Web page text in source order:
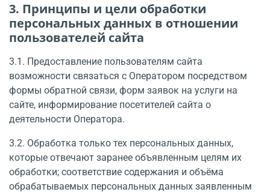
3. Принципы и цели обработки
персональных данных в отношении
пользователей сайта
3.1. Предоставление пользователям сайта
возможности связаться с Оператором посредством
формы обратной связи, форм заявок на услуги на
сайте, информирование посетителей сайта о
деятельности Оператора.
3.2. Обработка только тех персональных данных,
которые отвечают заранее объяв­ленным целям их
обработки; соответствие содержания и объёма
обрабатываемых персо­нальных данных заявленным